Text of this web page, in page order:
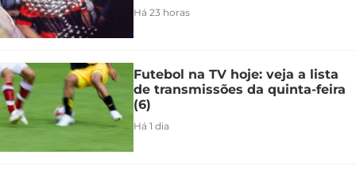
Há 23 horas
Futebol na TV hoje: veja a lista
de transmissões da quinta-feira
(6)
Há 1 dia